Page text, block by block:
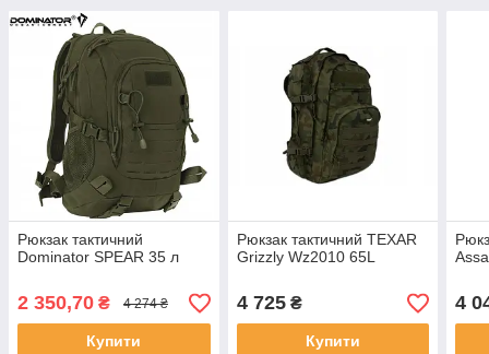
Рюкзак тактичний
Dominator SPEAR 35 л
2 350,70 ₴ 4 274 ₴
Купити
Рюкзак тактичний TEXAR
Grizzly Wz2010 65L
4 725₴
Купити
4